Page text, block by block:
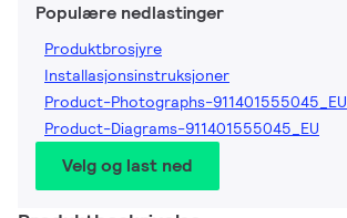
Populære nedlastinger
Produktbrosjyre
Installasjonsinstruksjoner
Product-Photographs-911401555045_EU
Product-Diagrams-911401555045_EU
Velg og last ned